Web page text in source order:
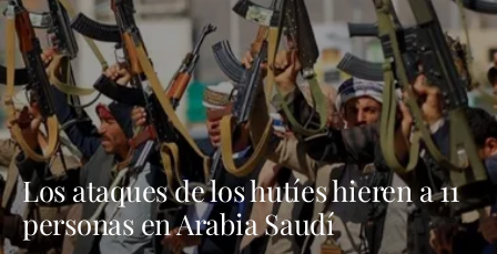
Los ataques de los hutíes hieren a 11
personas en Arabia Saudí